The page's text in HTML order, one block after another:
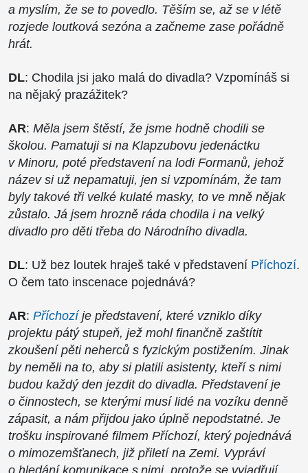
a myslím, že se to povedlo. Těším se, až se v létě
rozjede loutková sezóna a začneme zase pořádně
hrát.
DL: Chodila jsi jako malá do divadla? Vzpomínáš si
na nějaký prazážitek?
AR: Měla jsem štěstí, že jsme hodně chodili se
školou. Pamatuji si na Klapzubovu jedenáctku
v Minoru, poté představení na lodi Formanů, jehož
název si už nepamatuji, jen si vzpomínám, že tam
byly takové tři velké kulaté masky, to ve mně nějak
zůstalo. Já jsem hrozně ráda chodila i na velký
divadlo pro děti třeba do Národního divadla.
DL: Už bez loutek hraješ také v představení Příchozí.
O čem tato inscenace pojednává?
AR: Příchozíje představení, které vzniklo díky
projektu pátý stupeň, jež mohl finančně zaštítit
zkoušení pěti neherců s fyzickým postižením. Jinak
by neměli na to, aby si platili asistenty, kteří s nimi
budou každý den jezdit do divadla. Představení je
o činnostech, se kterými musí lidé na vozíku denně
zápasit, a nám přijdou jako úplně nepodstatné. Je
trošku inspirované filmem Příchozí, který pojednává
o mimozemšťanech, již přiletí na Zemi. Vypráví
o hledání komunikace s nimi, protože se vyjadřují